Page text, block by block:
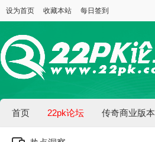
设为首页 收藏本站 每日签到
首页 22pk论坛 传奇商业版本